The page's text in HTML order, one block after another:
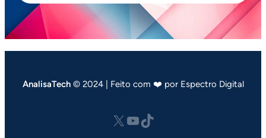
AnalisaTech © 2024 | Feito com ❤️ por Espectro Digital
X Youtube tiktok.com/@analisatech